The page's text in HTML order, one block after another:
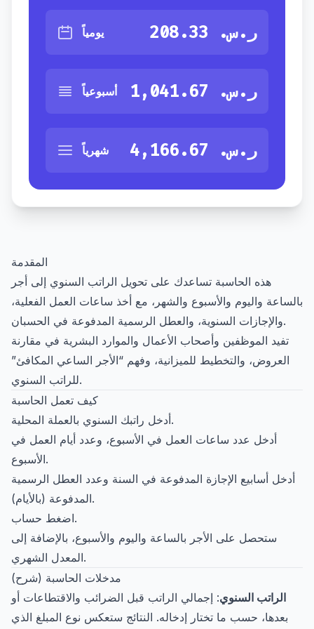
يومياً ر.س.‏ 208.33
أسبوعياً ر.س.‏ 1,041.67
شهرياً ر.س.‏ 4,166.67
المقدمة
هذه الحاسبة تساعدك على تحويل الراتب السنوي إلى أجر
بالساعة واليوم والأسبوع والشهر، مع أخذ ساعات العمل الفعلية،
والإجازات السنوية، والعطل الرسمية المدفوعة في الحسبان.
تفيد الموظفين وأصحاب الأعمال والموارد البشرية في مقارنة
العروض، والتخطيط للميزانية، وفهم “الأجر الساعي المكافئ”
للراتب السنوي.
كيف تعمل الحاسبة
أدخل راتبك السنوي بالعملة المحلية.
أدخل عدد ساعات العمل في الأسبوع، وعدد أيام العمل في
الأسبوع.
أدخل أسابيع الإجازة المدفوعة في السنة وعدد العطل الرسمية
المدفوعة (بالأيام).
اضغط حساب.
ستحصل على الأجر بالساعة واليوم والأسبوع، بالإضافة إلى
المعدل الشهري.
مدخلات الحاسبة (شرح)
الراتب السنوي: إجمالي الراتب قبل الضرائب والاقتطاعات أو
بعدها، حسب ما تختار إدخاله. النتائج ستعكس نوع المبلغ الذي